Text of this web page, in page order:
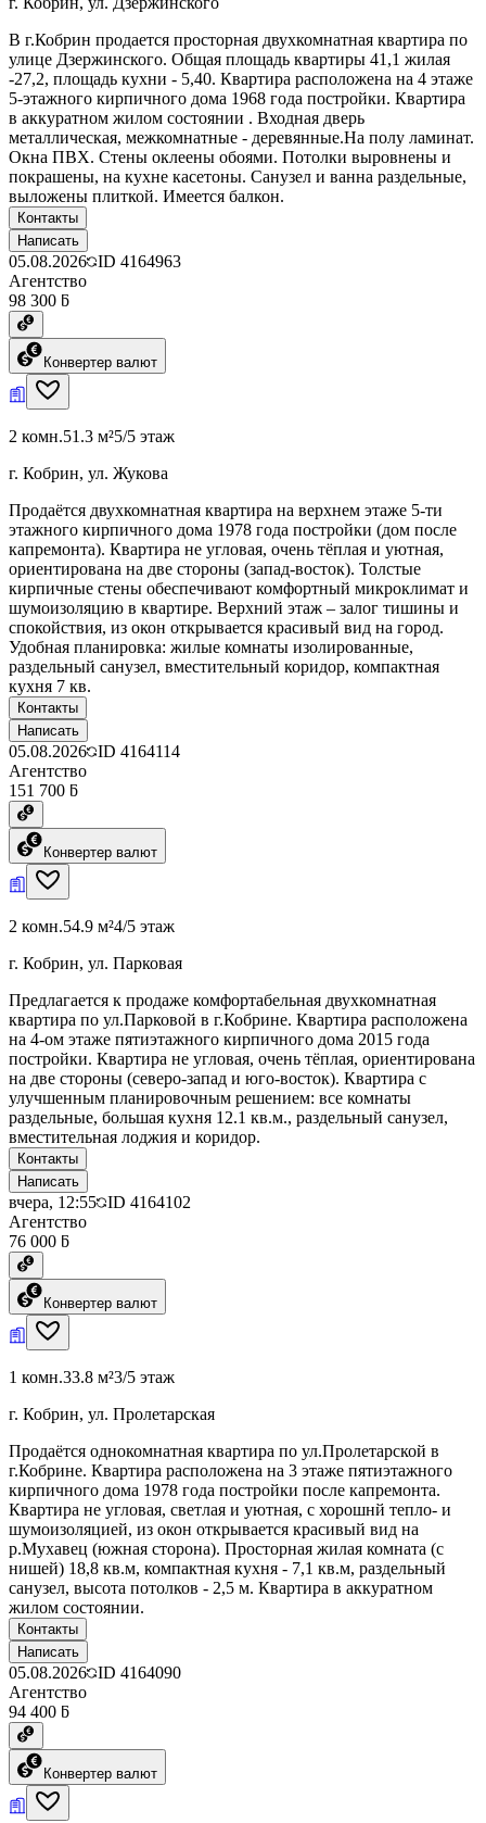
В г.Кобрин продается просторная двухкомнатная квартира по
улице Дзержинского. Общая площадь квартиры 41,1 жилая
-27,2, площадь кухни - 5,40. Квартира расположена на 4 этаже
5-этажного кирпичного дома 1968 года постройки. Квартира
в аккуратном жилом состоянии . Входная дверь
металлическая, межкомнатные - деревянные.На полу ламинат.
Окна ПВХ. Стены оклеены обоями. Потолки выровнены и
покрашены, на кухне касетоны. Санузел и ванна раздельные,
выложены плиткой. Имеется балкон.
Контакты
Написать
05.08.2026 ID 4164963
Агентство
98 300 ƃ
Конвертер валют
2 комн.51.3 м²5/5 этаж
г. Кобрин, ул. Жукова
Продаётся двухкомнатная квартира на верхнем этаже 5-ти
этажного кирпичного дома 1978 года постройки (дом после
капремонта). Квартира не угловая, очень тёплая и уютная,
ориентирована на две стороны (запад-восток). Толстые
кирпичные стены обеспечивают комфортный микроклимат и
шумоизоляцию в квартире. Верхний этаж – залог тишины и
спокойствия, из окон открывается красивый вид на город.
Удобная планировка: жилые комнаты изолированные,
раздельный санузел, вместительный коридор, компактная
кухня 7 кв.
Контакты
Написать
05.08.2026 ID 4164114
Агентство
151 700 ƃ
Конвертер валют
2 комн.54.9 м²4/5 этаж
г. Кобрин, ул. Парковая
Предлагается к продаже комфортабельная двухкомнатная
квартира по ул.Парковой в г.Кобрине. Квартира расположена
на 4-ом этаже пятиэтажного кирпичного дома 2015 года
постройки. Квартира не угловая, очень тёплая, ориентирована
на две стороны (северо-запад и юго-восток). Квартира с
улучшенным планировочным решением: все комнаты
раздельные, большая кухня 12.1 кв.м., раздельный санузел,
вместительная лоджия и коридор.
Контакты
Написать
вчера, 12:55 ID 4164102
Агентство
76 000 ƃ
Конвертер валют
1 комн.33.8 м²3/5 этаж
г. Кобрин, ул. Пролетарская
Продаётся однокомнатная квартира по ул.Пролетарской в
г.Кобрине. Квартира расположена на 3 этаже пятиэтажного
кирпичного дома 1978 года постройки после капремонта.
Квартира не угловая, светлая и уютная, с хорошнй тепло- и
шумоизоляцией, из окон открывается красивый вид на
р.Мухавец (южная сторона). Просторная жилая комната (с
нишей) 18,8 кв.м, компактная кухня - 7,1 кв.м, раздельный
санузел, высота потолков - 2,5 м. Квартира в аккуратном
жилом состоянии.
Контакты
Написать
05.08.2026 ID 4164090
Агентство
94 400 ƃ
Конвертер валют